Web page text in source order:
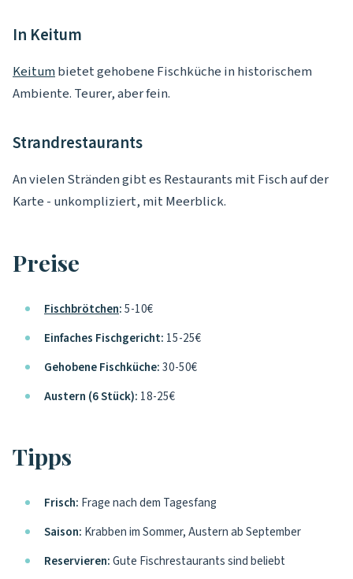
In Keitum
Keitumbietet gehobene Fischküche in historischem
Ambiente. Teurer, aber fein.
Strandrestaurants
An vielen Stränden gibt es Restaurants mit Fisch auf der
Karte - unkompliziert, mit Meerblick.
Preise
Fischbrötchen:5-10€
Einfaches Fischgericht: 15-25€
Gehobene Fischküche:30-50€
Austern (6 Stück): 18-25€
Tipps
Frisch: Frage nach dem Tagesfang
Saison: Krabben im Sommer, Austern ab September
Reservieren:Gute Fischrestaurants sind beliebt